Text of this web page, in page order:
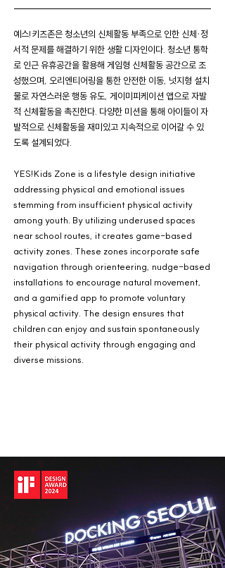
예스!키즈존은 청소년의 신체활동 부족으로 인한 신체·정
서적 문제를 해결하기 위한 생활 디자인이다. 청소년 통학
로 인근 유휴공간을 활용해 게임형 신체활동 공간으로 조
성했으며, 오리엔티어링을 통한 안전한 이동, 넛지형 설치
물로 자연스러운 행동 유도, 게이미피케이션 앱으로 자발
적 신체활동을 촉진한다. 다양한 미션을 통해 아이들이 자
발적으로 신체활동을 재미있고 지속적으로 이어갈 수 있
도록 설계되었다.
YES!Kids Zone is a lifestyle design initiative
addressing physical and emotional issues
stemming from insufficient physical activity
among youth. By utilizing underused spaces
near school routes, it creates game-based
activity zones. These zones incorporate safe
navigation through orienteering, nudge-based
installations to encourage natural movement,
and a gamified app to promote voluntary
physical activity. The design ensures that
children can enjoy and sustain spontaneously
their physical activity through engaging and
diverse missions.